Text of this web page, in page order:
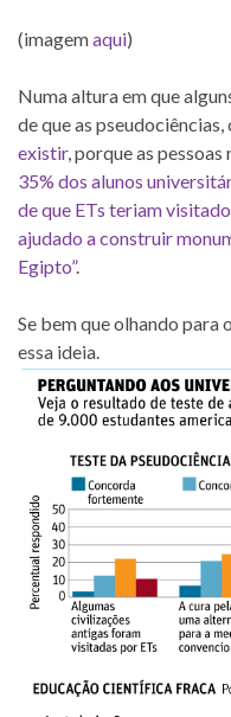
(imagemaqui)
Numa altura em que
de que as
existir, porque as
35% dos alunos
de que ETs teriam
ajudado a construir
Egipto”.
Se bem que olhando
essa ideia.